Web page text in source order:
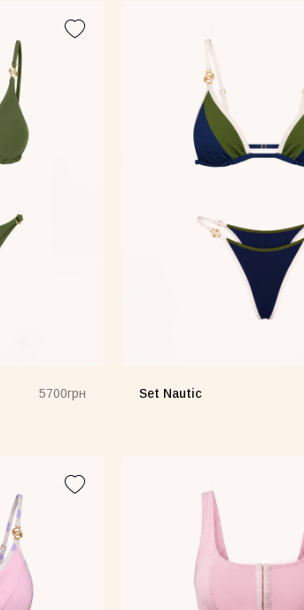
Сукня-чохол блонді
Майка Core рожева
5700грн Set Nautic